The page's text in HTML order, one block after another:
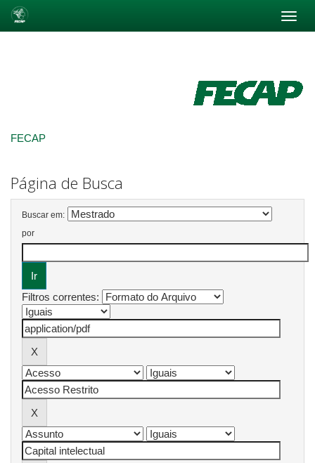
FECAP
Página de Busca
Buscar em:
por
Filtros correntes: